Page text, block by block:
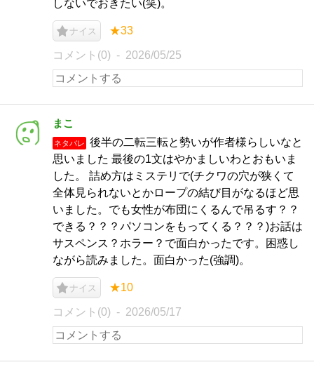
しないでおきたい(笑)。
ナイス ★33
コメント(0) 2026/05/25
まこ
ネタバレ
後半の二転三転と勢いが作者様らしいなと
思いました 最後の1文はやかましいわとおもいま
した。 詰め方はミステリで(チクワの穴が狭くて
全体見られないとかロープの結び目がなるほど思
いました。でも女性が布団にくるんで吊るす？？
できる？？？パソコンをもってくる？？？)お話は
サスペンス？ホラー？で面白かったです。困惑し
ながら読みました。面白かった(強調)。
ナイス ★10
コメント(0) 2026/05/17